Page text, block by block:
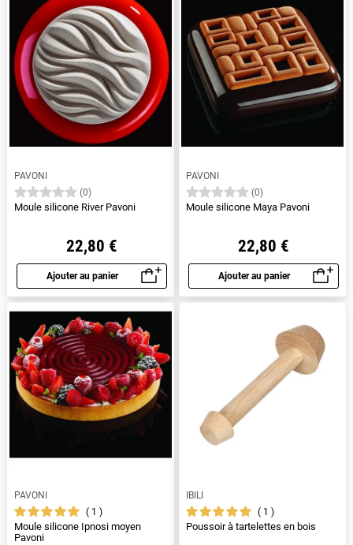
PAVONI
(0)
Moule silicone River Pavoni
22,80 €
Ajouter au panier
Aperçu rapide
PAVONI
(0)
Moule silicone Maya Pavoni
22,80 €
Ajouter au panier
Aperçu rapide
PAVONI
1
Moule silicone Ipnosi moyen
Pavoni
IBILI
1
Poussoir à tartelettes en bois